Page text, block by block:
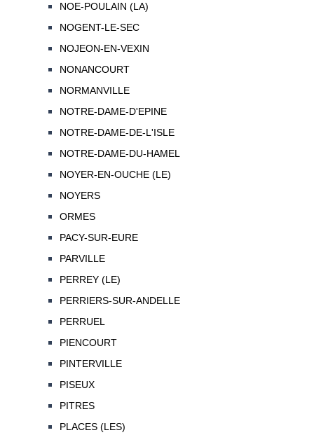
NOE-POULAIN (LA)
NOGENT-LE-SEC
NOJEON-EN-VEXIN
NONANCOURT
NORMANVILLE
NOTRE-DAME-D'EPINE
NOTRE-DAME-DE-L'ISLE
NOTRE-DAME-DU-HAMEL
NOYER-EN-OUCHE (LE)
NOYERS
ORMES
PACY-SUR-EURE
PARVILLE
PERREY (LE)
PERRIERS-SUR-ANDELLE
PERRUEL
PIENCOURT
PINTERVILLE
PISEUX
PITRES
PLACES (LES)